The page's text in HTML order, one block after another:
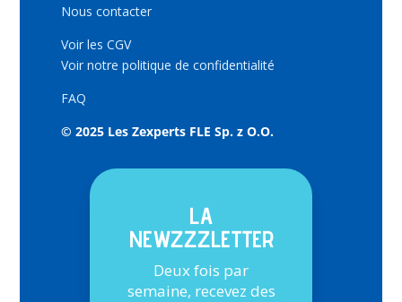
Nous contacter
Voir les CGV
Voir notre politique de confidentialité
FAQ
© 2025 Les Zexperts FLE Sp. z O.O.
LA
NEWZZZLETTER
Deux fois par
semaine, recevez des